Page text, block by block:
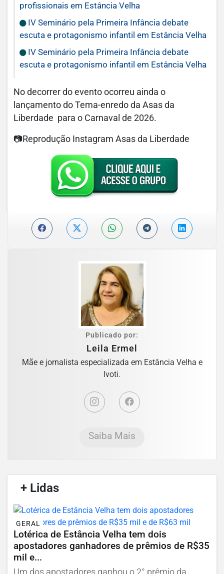
profissionais em Estância Velha
IV Seminário pela Primeira Infância debate
escuta e protagonismo infantil em Estância Velha
IV Seminário pela Primeira Infância debate
escuta e protagonismo infantil em Estância Velha
No decorrer do evento ocorreu ainda o
lançamento do Tema-enredo da Asas da
Liberdade para o Carnaval de 2026.
📷Reprodução Instagram Asas da Liberdade
Publicado por:
Leila Ermel
Mãe e jornalista especializada em Estância Velha e
Ivoti.
Saiba Mais
+ Lidas
GERAL
Lotérica de Estância Velha tem dois
apostadores ganhadores de prêmios de R$35
mil e...